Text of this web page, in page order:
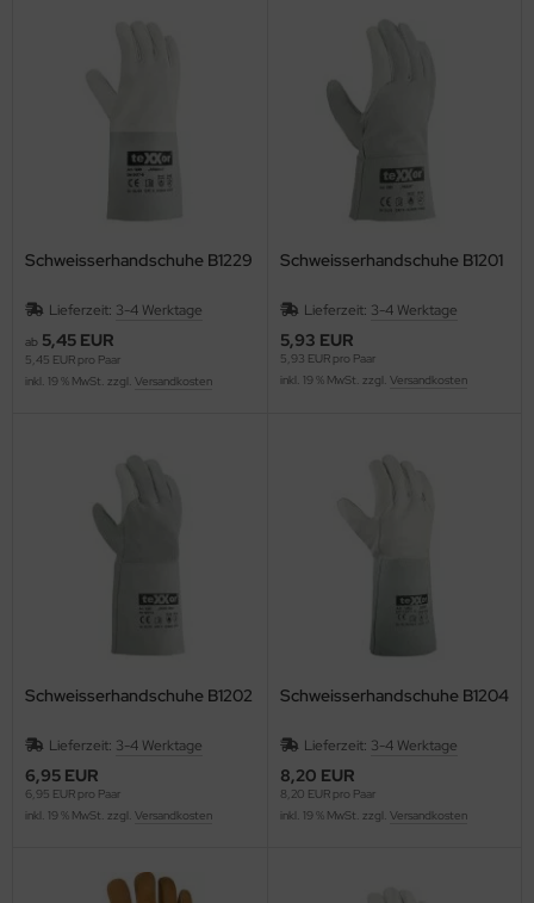
Schweisserhandschuhe B1229
Lieferzeit: 3-4 Werktage
ab 5,45 EUR
5,45 EUR pro Paar
inkl. 19 % MwSt. zzgl. Versandkosten
Schweisserhandschuhe B1201
Lieferzeit: 3-4 Werktage
5,93 EUR
5,93 EUR pro Paar
inkl. 19 % MwSt. zzgl. Versandkosten
Schweisserhandschuhe B1202
Lieferzeit: 3-4 Werktage
6,95 EUR
6,95 EUR pro Paar
inkl. 19 % MwSt. zzgl. Versandkosten
Schweisserhandschuhe B1204
Lieferzeit: 3-4 Werktage
8,20 EUR
8,20 EUR pro Paar
inkl. 19 % MwSt. zzgl. Versandkosten